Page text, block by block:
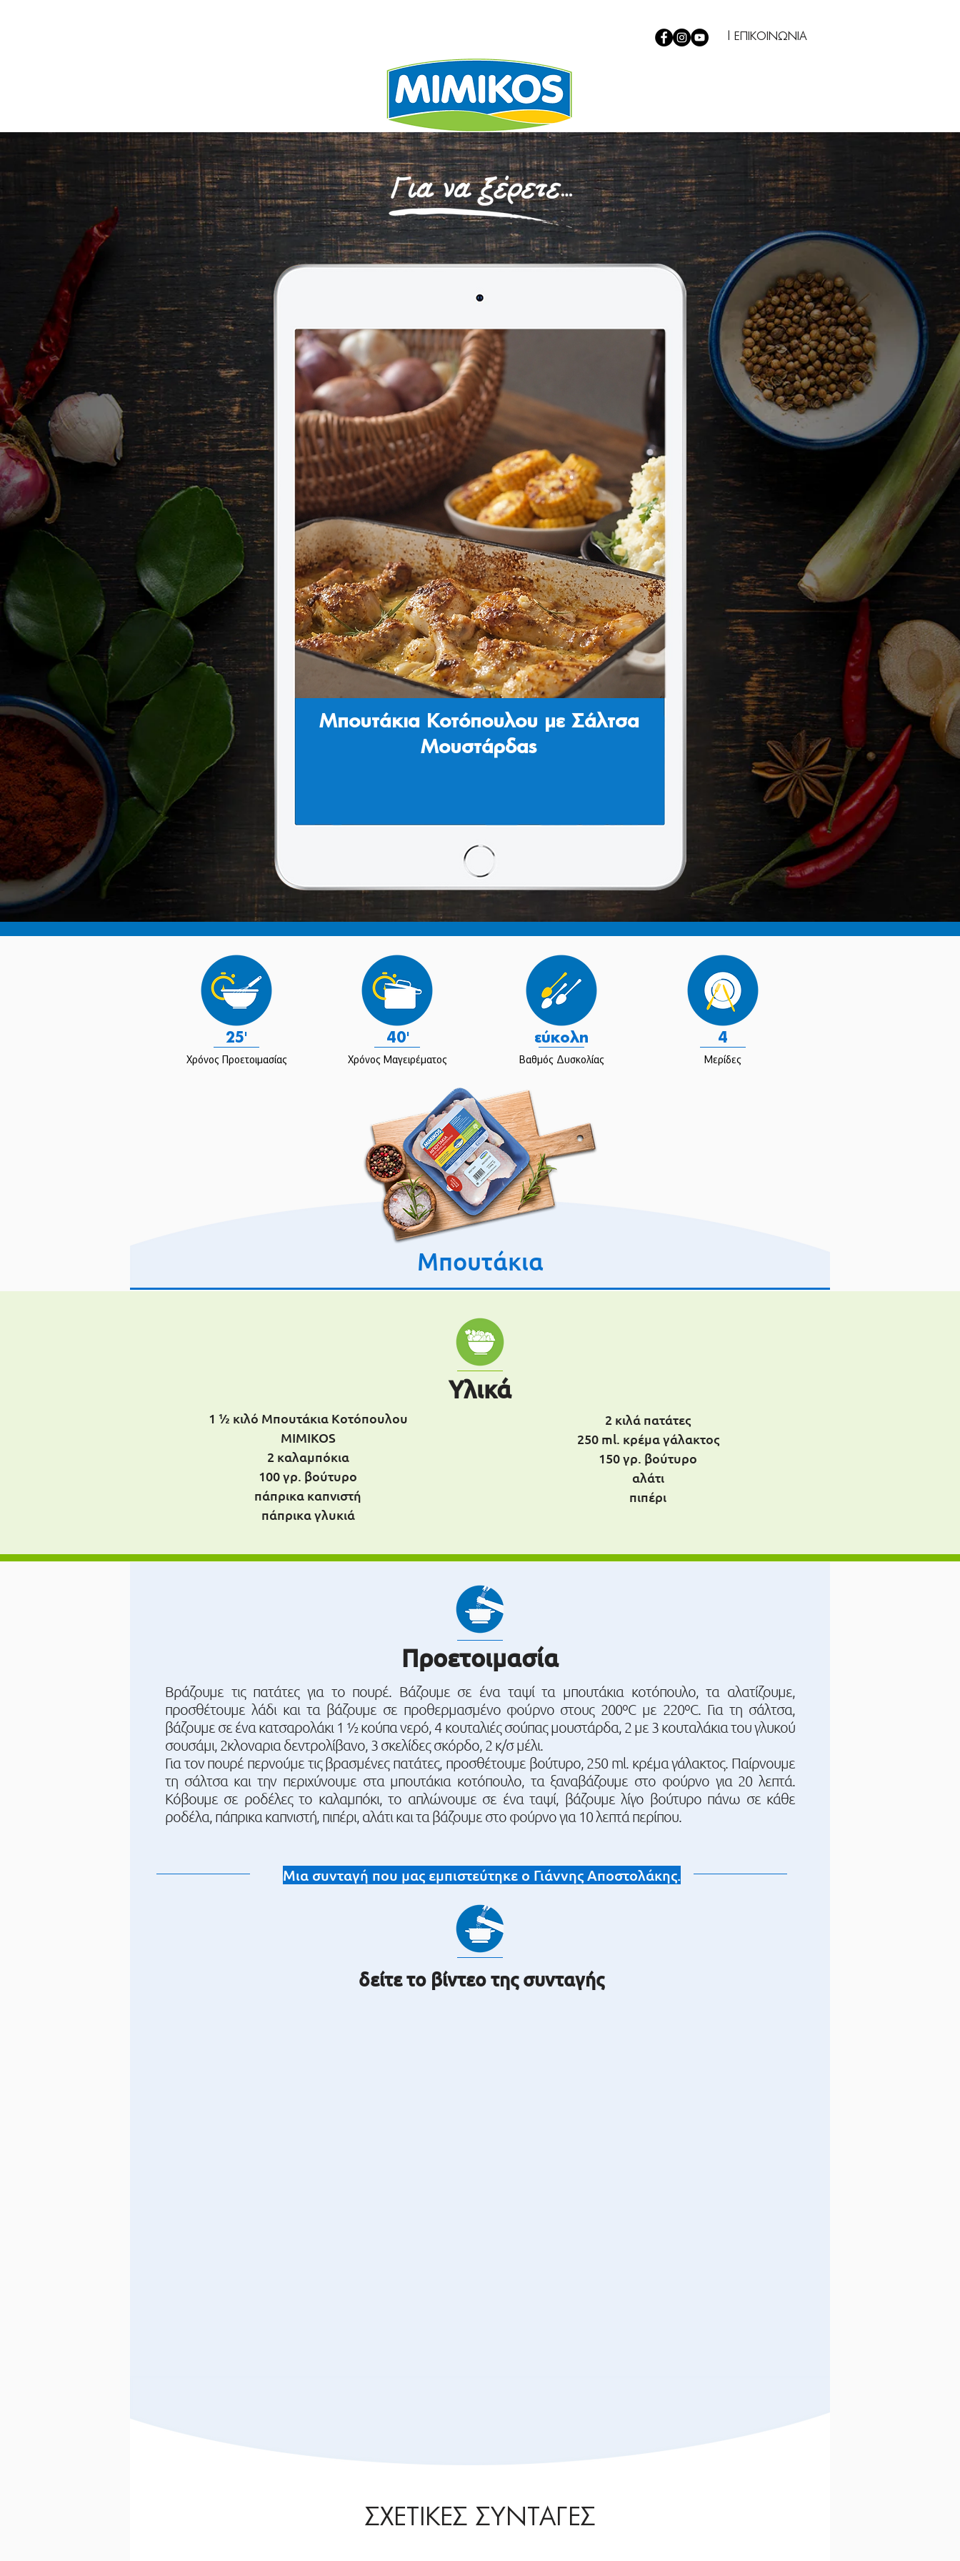
| ΕΠΙΚΟΙΝΩΝΙΑ
Μπουτάκια Κοτόπουλου με Σάλτσα
Μουστάρδας
25' 40' εύκολη 4
Χρόνος Μαγειρέματος
Χρόνος Προετοιμασίας Βαθμός Δυσκολίας Μερίδες
Μπουτάκια
Υλικά
2 κιλά πατάτες
250 ml. κρέμα γάλακτος
150 γρ. βούτυρο
αλάτι
πιπέρι
1 ½ κιλό Μπουτάκια Κοτόπουλου
MIMIKOS
2 καλαμπόκια
100 γρ. βούτυρο
πάπρικα καπνιστή
πάπρικα γλυκιά
Προετοιμασία
Βράζουμε τις πατάτες για το πουρέ. Βάζουμε σε ένα ταψί τα μπουτάκια κοτόπουλο, τα αλατίζουμε,
προσθέτουμε λάδι και τα βάζουμε σε προθερμασμένο φούρνο στους 200ºC με 220ºC. Για τη σάλτσα,
βάζουμε σε ένα κατσαρολάκι 1 ½ κούπα νερό, 4 κουταλιές σούπας μουστάρδα, 2 με 3 κουταλάκια του γλυκού
σουσάμι, 2κλοναρια δεντρολίβανο, 3 σκελίδες σκόρδο, 2 κ/σ μέλι.
Για τον πουρέ περνούμε τις βρασμένες πατάτες, προσθέτουμε βούτυρο, 250 ml. κρέμα γάλακτος. Παίρνουμε
τη σάλτσα και την περιχύνουμε στα μπουτάκια κοτόπουλο, τα ξαναβάζουμε στο φούρνο για 20 λεπτά.
Κόβουμε σε ροδέλες το καλαμπόκι, το απλώνουμε σε ένα ταψί, βάζουμε λίγο βούτυρο πάνω σε κάθε
ροδέλα, πάπρικα καπνιστή, πιπέρι, αλάτι και τα βάζουμε στο φούρνο για 10 λεπτά περίπου.
Μια συνταγή που μας εμπιστεύτηκε ο Γιάννης Αποστολάκης.
δείτε το βίντεο της συνταγής
ΣΧΕΤΙΚΕΣ ΣΥΝΤΑΓΕΣ